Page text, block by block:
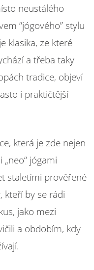
neustálého
“jógového” stylu
klasika, ze které
a třeba taky
tradice, objeví
i praktičtější
která je zde nejen
jógami
staletími prověřené
kteří by se rádi
jako mezi
a obdobím, kdy